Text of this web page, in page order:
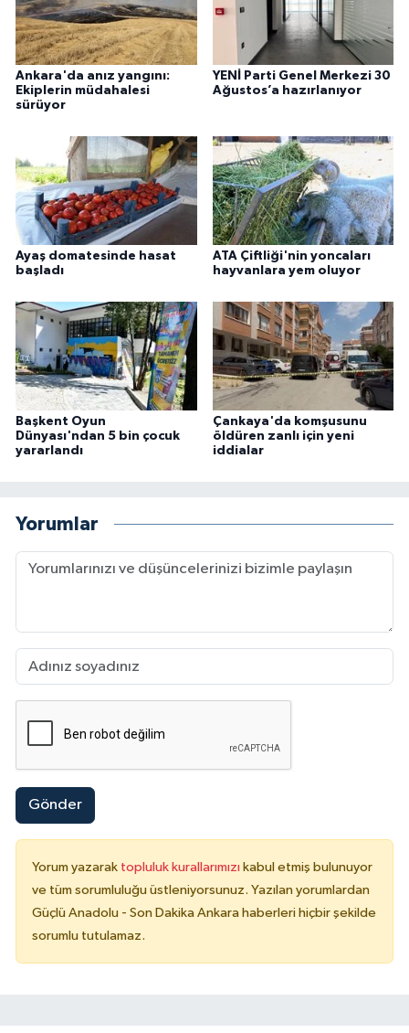
Ankara'da anız yangını:
Ekiplerin müdahalesi
sürüyor
YENİ Parti Genel Merkezi 30
Ağustos’a hazırlanıyor
Ayaş domatesinde hasat
başladı
ATA Çiftliği'nin yoncaları
hayvanlara yem oluyor
Başkent Oyun
Dünyası'ndan 5 bin çocuk
yararlandı
Çankaya'da komşusunu
öldüren zanlı için yeni
iddialar
Yorumlar
Gönder
Yorum yazarak topluluk kurallarımızı kabul etmiş bulunuyor
ve tüm sorumluluğu üstleniyorsunuz. Yazılan yorumlardan
Güçlü Anadolu - Son Dakika Ankara haberleri hiçbir şekilde
sorumlu tutulamaz.